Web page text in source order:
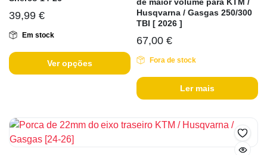
39,99 €
Em stock
Ver opções
de maior volume para KTM /
Husqvarna / Gasgas 250/300
TBI [ 2026 ]
67,00 €
Fora de stock
Ler mais